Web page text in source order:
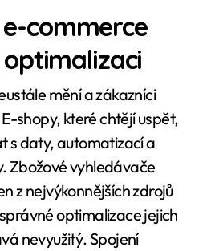
commerce
mění a zákazníci
shopy, které chtějí uspět,
s daty, automatizací a
Zbožové vyhledávače
z nejvýkonnějších zdrojů
optimalizace jejich
nevyužitý. Spojení